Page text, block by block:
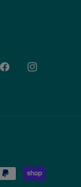
FacebookInstagram